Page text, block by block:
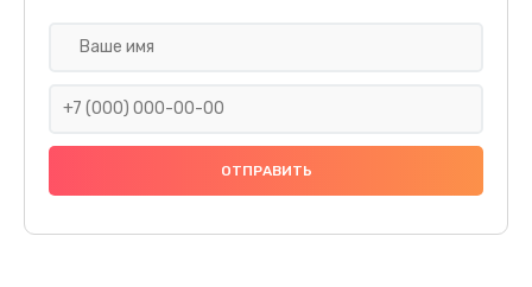
Замена праймера
1000 руб.